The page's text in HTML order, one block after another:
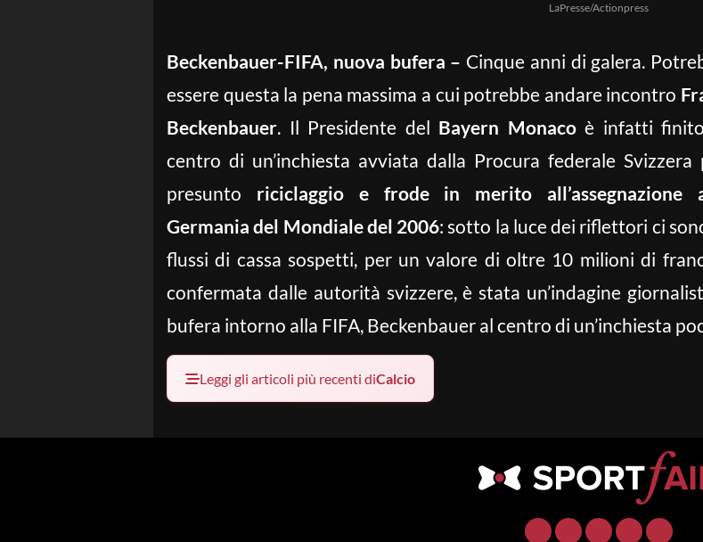
LaPresse/Actionpress
Beckenbauer-FIFA, nuova bufera – Cinque anni di galera.
essere questa la pena massima a cui potrebbe andare incontro
Beckenbauer. Il Presidente del Bayern Monacoè infatti
centro di un’inchiesta avviata dalla Procura federale Svizzera
presunto riciclaggio e frode in merito all’assegnazione
Germania del Mondiale del 2006: sotto la luce dei riflettori ci
flussi di cassa sospetti, per un valore di oltre 10 milioni di
confermata dalle autorità svizzere, è stata un’indagine
bufera intorno alla FIFA, Beckenbauer al centro di un’inchiesta
Leggi gli articoli più recenti diCalcio